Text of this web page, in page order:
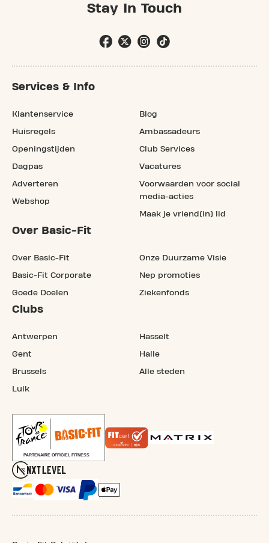
Stay In Touch
Services & Info
Klantenservice
Huisregels
Openingstijden
Dagpas
Adverteren
Webshop
Blog
Ambassadeurs
Club Services
Vacatures
Voorwaarden voor social
media-acties
Maak je vriend(in) lid
Over Basic-Fit
Over Basic-Fit
Basic-Fit Corporate
Goede Doelen
Onze Duurzame Visie
Nep promoties
Ziekenfonds
Clubs
Antwerpen
Gent
Brussels
Luik
Hasselt
Halle
Alle steden